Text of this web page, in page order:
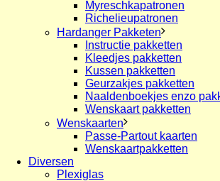
Myreschkapatronen
Richelieupatronen
Hardanger Pakketen
Instructie pakketten
Kleedjes pakketten
Kussen pakketten
Geurzakjes pakketten
Naaldenboekjes enzo
Wenskaart pakketten
Wenskaarten
Passe-Partout kaarten
Wenskaartpakketten
Diversen
Plexiglas